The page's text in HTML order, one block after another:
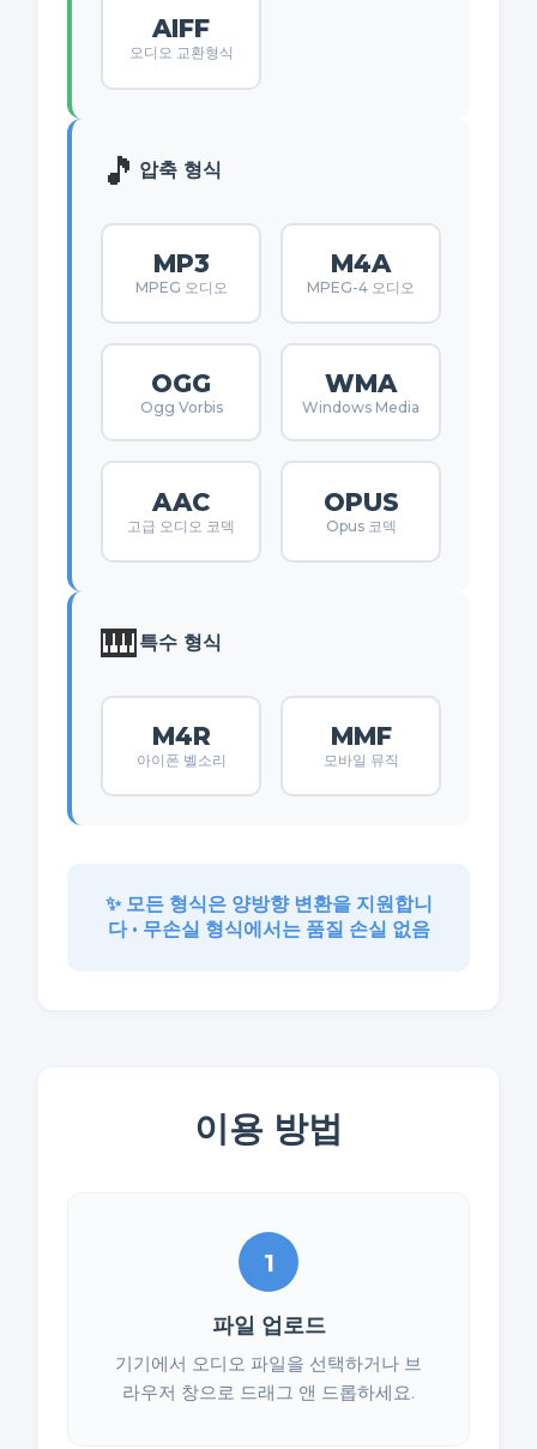
AIFF
오디오 교환형식
🎵 압축 형식
MP3
MPEG 오디오
M4A
MPEG-4 오디오
OGG
Ogg Vorbis
WMA
Windows Media
AAC
고급 오디오 코덱
OPUS
Opus 코덱
🎹특수 형식
M4R
아이폰 벨소리
MMF
모바일 뮤직
✨ 모든 형식은 양방향 변환을 지원합니
다 • 무손실 형식에서는 품질 손실 없음
이용 방법
1
파일 업로드
기기에서 오디오 파일을 선택하거나 브
라우저 창으로 드래그 앤 드롭하세요.